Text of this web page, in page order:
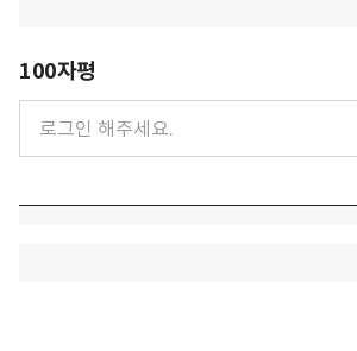
100자평